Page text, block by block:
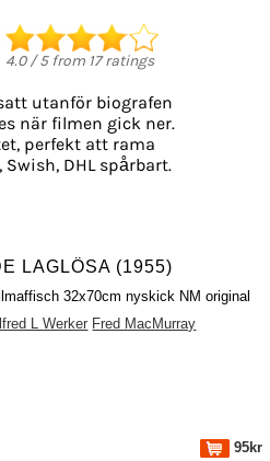
4.0/5from 17ratings
utanför biografen
när filmen gick ner.
perfekt att rama
DHL spårbart.
LAGLÖSA (1955)
32x70cm nyskick NM original
L Werker Fred MacMurray
95kr